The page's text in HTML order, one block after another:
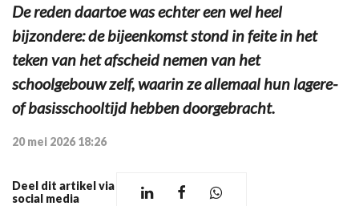
De reden daartoe was echter een wel heel
bijzondere: de bijeenkomst stond in feite in het
teken van het afscheid nemen van het
schoolgebouw zelf, waarin ze allemaal hun lagere-
of basisschooltijd hebben doorgebracht.
20 mei 2026 18:26
Deel dit artikel via
social media